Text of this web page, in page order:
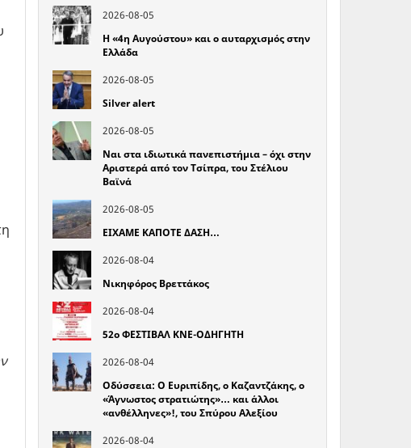
2026-08-05
Η «4η Αυγούστου» και ο αυταρχισμός στην
Ελλάδα
2026-08-05
Silver alert
2026-08-05
Ναι στα ιδιωτικά πανεπιστήμια – όχι στην
Αριστερά από τον Τσίπρα, του Στέλιου
Βαϊνά
2026-08-05
ΕΙΧΑΜΕ ΚΑΠΟΤΕ ΔΑΣΗ…
2026-08-04
Νικηφόρος Βρεττάκος
2026-08-04
52o ΦΕΣΤΙΒΑΛ ΚΝΕ-ΟΔΗΓΗΤΗ
2026-08-04
Οδύσσεια: Ο Ευριπίδης, ο Καζαντζάκης, ο
«Άγνωστος στρατιώτης»… και άλλοι
«ανθέλληνες»!, του Σπύρου Αλεξίου
2026-08-04